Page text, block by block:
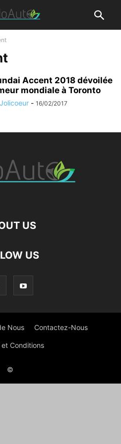
Accent 2018 dévoilée
mondiale à Toronto
- 16/02/2017
US
US
Nous Contactez-Nous
et Conditions
©